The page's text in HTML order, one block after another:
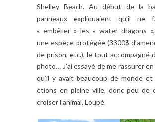
Shelley Beach. Au début de la
panneaux expliquaient qu’il ne
« embêter » les « water dragons »,
une espèce protégée (3300$
de prison, etc.), le tout accompagné
photo… J’ai essayé de me rassurer
qu’il y avait beaucoup de monde et
étions en pleine ville, donc peu de
croiser l’animal. Loupé.